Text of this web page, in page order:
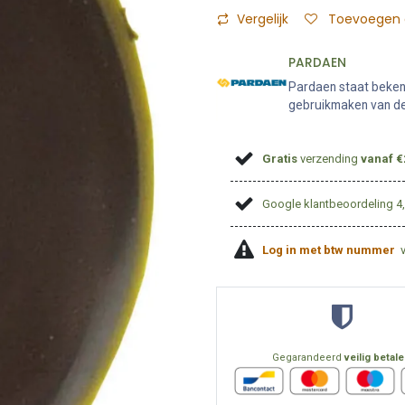
Vergelijk Toevoegen
PARDAEN
Pardaen staat
gebruikmaken van
Gratis verzendingvanaf
Google klantbeoordeling
Log in met btw nummer
Gegarandeerdveilig